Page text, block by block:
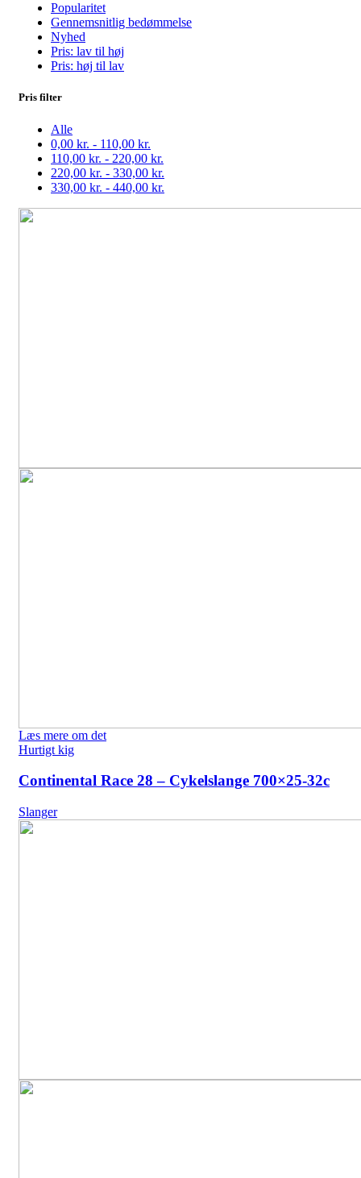
Popularitet
Gennemsnitlig bedømmelse
Nyhed
Pris: lav til høj
Pris: høj til lav
Pris filter
Alle
0,00 kr. - 110,00 kr.
110,00 kr. - 220,00 kr.
220,00 kr. - 330,00 kr.
330,00 kr. - 440,00 kr.
Læs mere om det
Hurtigt kig
Continental Race 28 – Cykelslange 700×25-32c
Slanger